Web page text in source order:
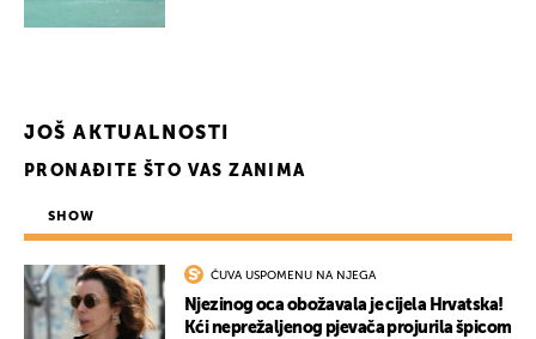
JOŠ AKTUALNOSTI
PRONAĐITE ŠTO VAS ZANIMA
SHOW
ČUVA USPOMENU NA NJEGA
Njezinog oca obožavala je cijela Hrvatska!
Kći neprežaljenog pjevača projurila špicom